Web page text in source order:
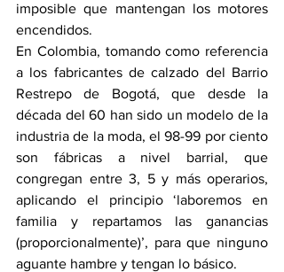
imposible que mantengan los motores
encendidos.
En Colombia, tomando como referencia
a los fabricantes de calzado del Barrio
Restrepo de Bogotá, que desde la
década del 60 han sido un modelo de la
industria de la moda, el 98-99 por ciento
son fábricas a nivel barrial, que
congregan entre 3, 5 y más operarios,
aplicando el principio ‘laboremos en
familia y repartamos las ganancias
(proporcionalmente)’, para que ninguno
aguante hambre y tengan lo básico.